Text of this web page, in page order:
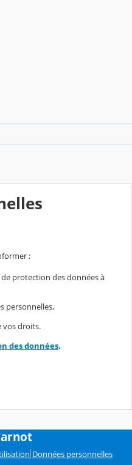
:
protection des données à
personnelles,
vos droits.
des données.
Données personnelles